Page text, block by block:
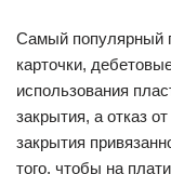
Самый популярный
карточки,
использования
закрытия, а отказ
закрытия
того, чтобы на